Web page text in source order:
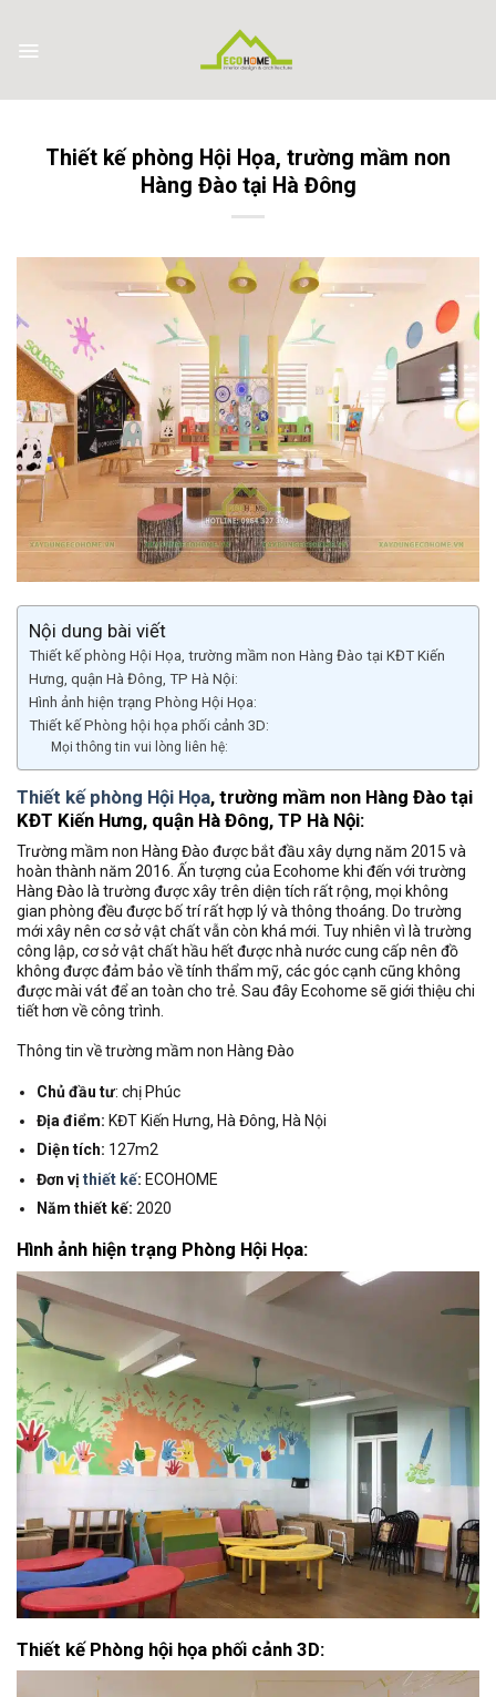
content
Thiết kế phòng Hội Họa, trường mầm non
Hàng Đào tại Hà Đông
Nội dung bài viết
Thiết kế phòng Hội Họa, trường mầm non Hàng Đào tại KĐT Kiến
Hưng, quận Hà Đông, TP Hà Nội:
Hình ảnh hiện trạng Phòng Hội Họa:
Thiết kế Phòng hội họa phối cảnh 3D:
Mọi thông tin vui lòng liên hệ:
Thiết kế phòng Hội Họa, trường mầm non Hàng Đào tại
KĐT Kiến Hưng, quận Hà Đông, TP Hà Nội:
Trường mầm non Hàng Đào được bắt đầu xây dựng năm 2015 và
hoàn thành năm 2016. Ấn tượng của Ecohome khi đến với trường
Hàng Đào là trường được xây trên diện tích rất rộng, mọi không
gian phòng đều được bố trí rất hợp lý và thông thoáng. Do trường
mới xây nên cơ sở vật chất vẫn còn khá mới. Tuy nhiên vì là trường
công lập, cơ sở vật chất hầu hết được nhà nước cung cấp nên đồ
không được đảm bảo về tính thẩm mỹ, các góc cạnh cũng không
được mài vát để an toàn cho trẻ. Sau đây Ecohome sẽ giới thiệu chi
tiết hơn về công trình.
Thông tin về trường mầm non Hàng Đào
Chủ đầu tư: chị Phúc
Địa điểm: KĐT Kiến Hưng, Hà Đông, Hà Nội
Diện tích: 127m2
Đơn vịthiết kế: ECOHOME
Năm thiết kế: 2020
Hình ảnh hiện trạng Phòng Hội Họa:
Thiết kế Phòng hội họa phối cảnh 3D: